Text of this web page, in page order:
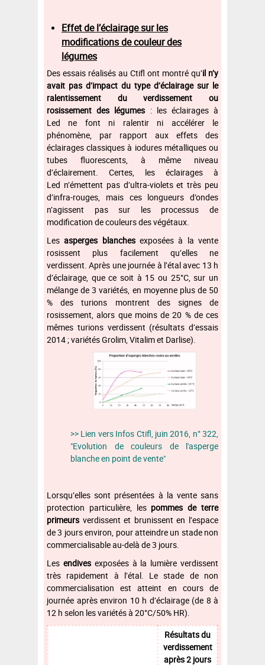
Effet de l’éclairage sur les
modifications de couleur des
légumes
Des essais réalisés au Ctifl ont montré qu’il n’y
avait pas d’impact du type d’éclairage sur le
ralentissement du verdissement ou
rosissement des légumes : les éclairages à
Led ne font ni ralentir ni accélérer le
phénomène, par rapport aux effets des
éclairages classiques à iodures métalliques ou
tubes fluorescents, à même niveau
d’éclairement. Certes, les éclairages à
Led n’émettent pas d’ultra-violets et très peu
d’infra-rouges, mais ces longueurs d’ondes
n’agissent pas sur les processus de
modification de couleurs des végétaux.
Lesasperges blanchesexposées à la vente
rosissent plus facilement qu’elles ne
verdissent. Après une journée à l’étal avec 13 h
d’éclairage, que ce soit à 15 ou 25°C, sur un
mélange de 3 variétés, en moyenne plus de 50
% des turions montrent des signes de
rosissement, alors que moins de 20 % de ces
mêmes turions verdissent (résultats d’essais
2014 ; variétés Grolim, Vitalim et Darlise).
>> Lien vers Infos Ctifl, juin 2016, n° 322,
"Evolution de couleurs de l'asperge
blanche en point de vente"
Lorsqu’elles sont présentées à la vente sans
protection particulière, les pommes de terre
primeurs verdissent et brunissent en l’espace
de 3 jours environ, pour atteindre un stade non
commercialisable au-delà de 3 jours.
Les endives exposées à la lumière verdissent
très rapidement à l’étal. Le stade de non
commercialisation est atteint en cours de
journée après environ 10 h d’éclairage (de 8 à
12 h selon les variétés à 20°C/50% HR).
Résultats du
verdissement
après 2 jours